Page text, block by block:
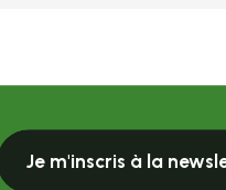
Je m'inscris à la